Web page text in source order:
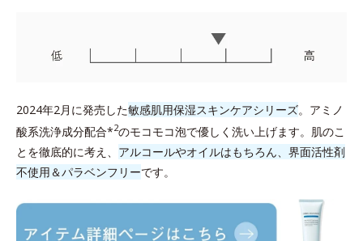
2024年2月に発売した敏感肌用保湿スキンケアシリーズ。アミノ
酸系洗浄成分配合*2のモコモコ泡で優しく洗い上げます。肌のこ
とを徹底的に考え、 アルコールやオイルはもちろん、界面活性剤
不使用＆パラベンフリーです。